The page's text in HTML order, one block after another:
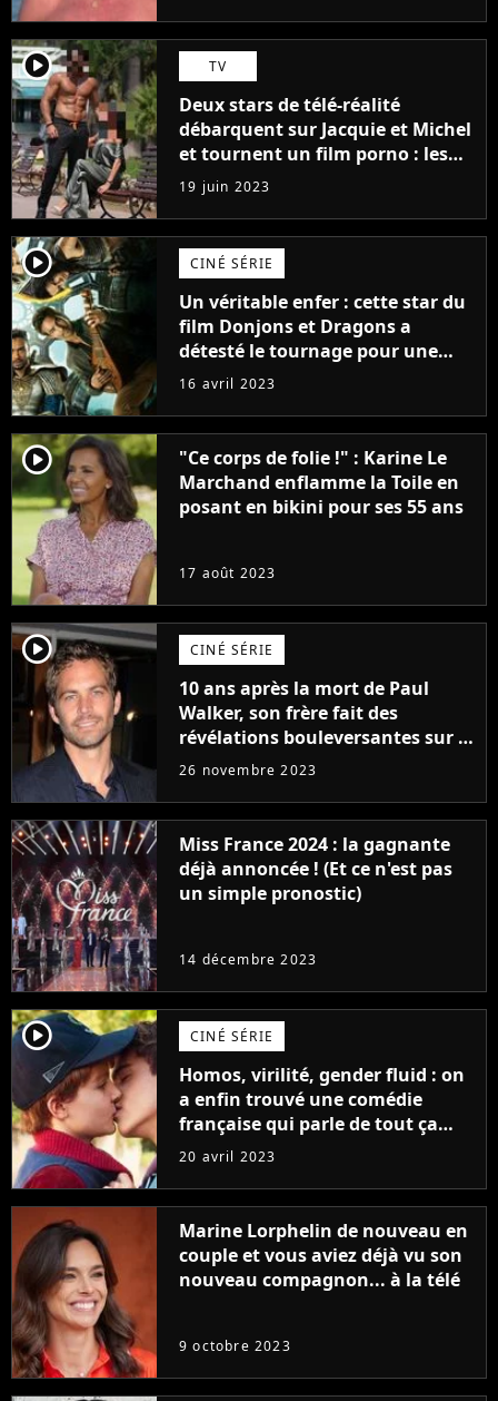
player2 TV
Deux stars de télé-réalité
débarquent sur Jacquie et Michel
et tournent un film porno : les
premières images du tournage
(exclu)
19 juin 2023
player2 CINÉ SÉRIE
Un véritable enfer : cette star du
film Donjons et Dragons a
détesté le tournage pour une
raison très spéciale
16 avril 2023
player2
"Ce corps de folie !" : Karine Le
Marchand enflamme la Toile en
posant en bikini pour ses 55 ans
17 août 2023
player2 CINÉ SÉRIE
10 ans après la mort de Paul
Walker, son frère fait des
révélations bouleversantes sur la
réaction des acteurs de Fast and
26 novembre 2023
Miss France 2024 : la gagnante
déjà annoncée ! (Et ce n'est pas
un simple pronostic)
14 décembre 2023
player2 CINÉ SÉRIE
Homos, virilité, gender fluid : on
a enfin trouvé une comédie
française qui parle de tout ça
sans être super ringarde
20 avril 2023
Marine Lorphelin de nouveau en
couple et vous aviez déjà vu son
nouveau compagnon... à la télé
9 octobre 2023